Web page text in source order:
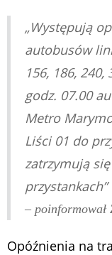
„Występują
autobusów
156, 186, 240,
godz. 07.00
Metro
Liści 01 do
zatrzymują
przystankach”
–
Opóźnienia na